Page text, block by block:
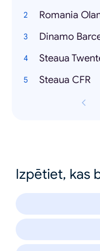
Romania
Dinamo
Steaua
Steaua CFR
Izpētiet, kas